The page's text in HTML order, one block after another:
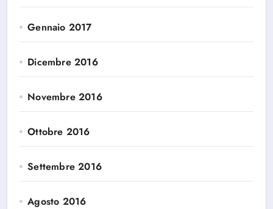
Gennaio 2017
Dicembre 2016
Novembre 2016
Ottobre 2016
Settembre 2016
Agosto 2016